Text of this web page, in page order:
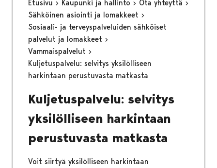
Etusivu Kaupunki ja hallinto
Ota yhteyttä
Sähköinen asiointi ja lomakkeet
Sosiaali- ja terveyspalveluiden sähköiset
palvelut ja lomakkeet
Vammaispalvelut
Kuljetuspalvelu: selvitys yksilölliseen
harkintaan perustuvasta matkasta
Kuljetuspalvelu: selvitys
yksilölliseen harkintaan
perustuvasta matkasta
Voit siirtyä yksilölliseen harkintaan